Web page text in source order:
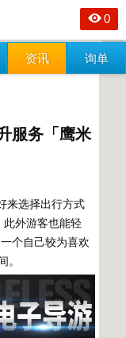
资讯 询单
0
服务「鹰米
来选择出行方式
此外游客也能轻
个自己较为喜欢
。